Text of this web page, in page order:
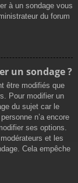
à un sondage vous
du forum
un sondage ?
être modifiés que
Pour modifier un
du sujet car le
n’a encore
ses options.
et les
Cela empêche